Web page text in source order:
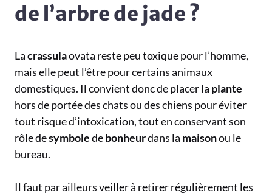
de l’arbre de jade ?
Lacrassulaovata reste peu toxique pour l’homme,
mais elle peut l’être pour certains animaux
domestiques. Il convient donc de placer la plante
hors de portée des chats ou des chiens pour éviter
tout risque d’intoxication, tout en conservant son
rôle desymboledebonheurdans la maisonou le
bureau.
Il faut par ailleurs veiller à retirer régulièrement les